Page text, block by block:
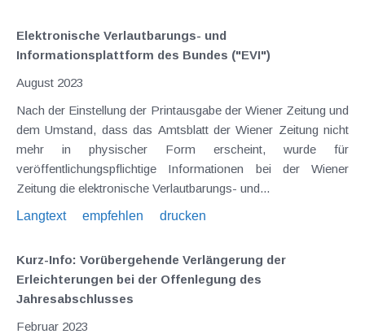
Elektronische Verlautbarungs- und
Informationsplattform des Bundes ("EVI")
August 2023
Nach der Einstellung der Printausgabe der Wiener Zeitung und
dem Umstand, dass das Amtsblatt der Wiener Zeitung nicht
mehr in physischer Form erscheint, wurde für
veröffentlichungspflichtige Informationen bei der Wiener
Zeitung die elektronische Verlautbarungs- und...
Langtext
empfehlen drucken
Kurz-Info: Vorübergehende Verlängerung der
Erleichterungen bei der Offenlegung des
Jahresabschlusses
Februar 2023